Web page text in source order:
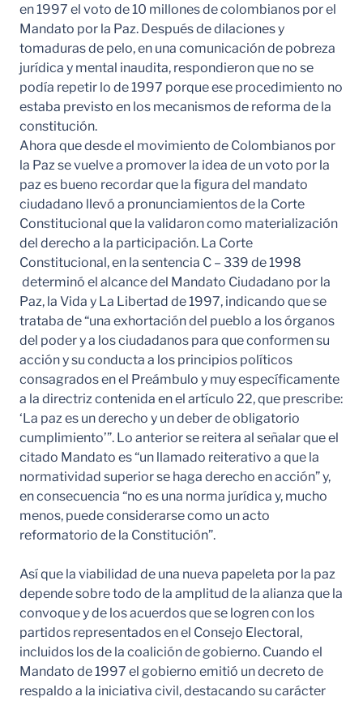
en 1997 el voto de 10 millones de colombianos por el
Mandato por la Paz. Después de dilaciones y
tomaduras de pelo, en una comunicación de pobreza
jurídica y mental inaudita, respondieron que no se
podía repetir lo de 1997 porque ese procedimiento no
estaba previsto en los mecanismos de reforma de la
constitución.
Ahora que desde el movimiento de Colombianos por
la Paz se vuelve a promover la idea de un voto por la
paz es bueno recordar que la figura del mandato
ciudadano llevó a pronunciamientos de la Corte
Constitucional que la validaron como materialización
del derecho a la participación. La Corte
Constitucional, en la sentencia C – 339 de 1998
determinó el alcance del Mandato Ciudadano por la
Paz, la Vida y La Libertad de 1997, indicando que se
trataba de “una exhortación del pueblo a los órganos
del poder y a los ciudadanos para que conformen su
acción y su conducta a los principios políticos
consagrados en el Preámbulo y muy específicamente
a la directriz contenida en el artículo 22, que prescribe:
‘La paz es un derecho y un deber de obligatorio
cumplimiento’”. Lo anterior se reitera al señalar que el
citado Mandato es “un llamado reiterativo a que la
normatividad superior se haga derecho en acción” y,
en consecuencia “no es una norma jurídica y, mucho
menos, puede considerarse como un acto
reformatorio de la Constitución”.
Así que la viabilidad de una nueva papeleta por la paz
depende sobre todo de la amplitud de la alianza que la
convoque y de los acuerdos que se logren con los
partidos representados en el Consejo Electoral,
incluidos los de la coalición de gobierno. Cuando el
Mandato de 1997 el gobierno emitió un decreto de
respaldo a la iniciativa civil, destacando su carácter